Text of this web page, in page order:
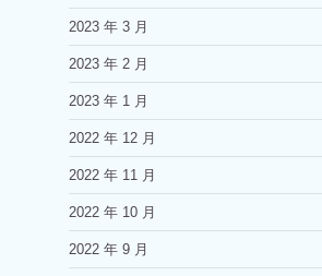
2023 年 3 月
2023 年 2 月
2023 年 1 月
2022 年 12 月
2022 年 11 月
2022 年 10 月
2022 年 9 月